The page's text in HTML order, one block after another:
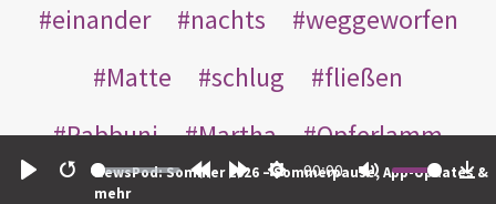
Restart
00:00
NewsPod: Sommer 2026 – Sommerpause, App-Updates &
mehr
einander
nachts
weggeworfen
Matte
schlug
fließen
Rabbuni
Martha
Opferlamm
gewaschen
jüdischen